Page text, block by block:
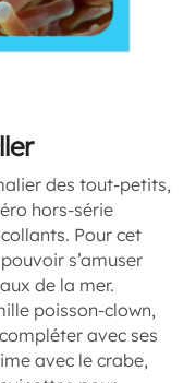
des tout-petits,
hors-série
Pour cet
s’amuser
de la mer.
poisson-clown,
avec ses
avec le crabe,